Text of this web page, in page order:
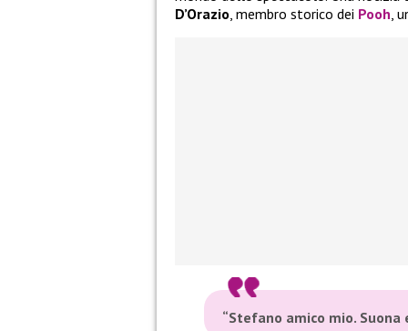
D’Orazio, membro storico dei Pooh,
“Stefano amico mio. Suona